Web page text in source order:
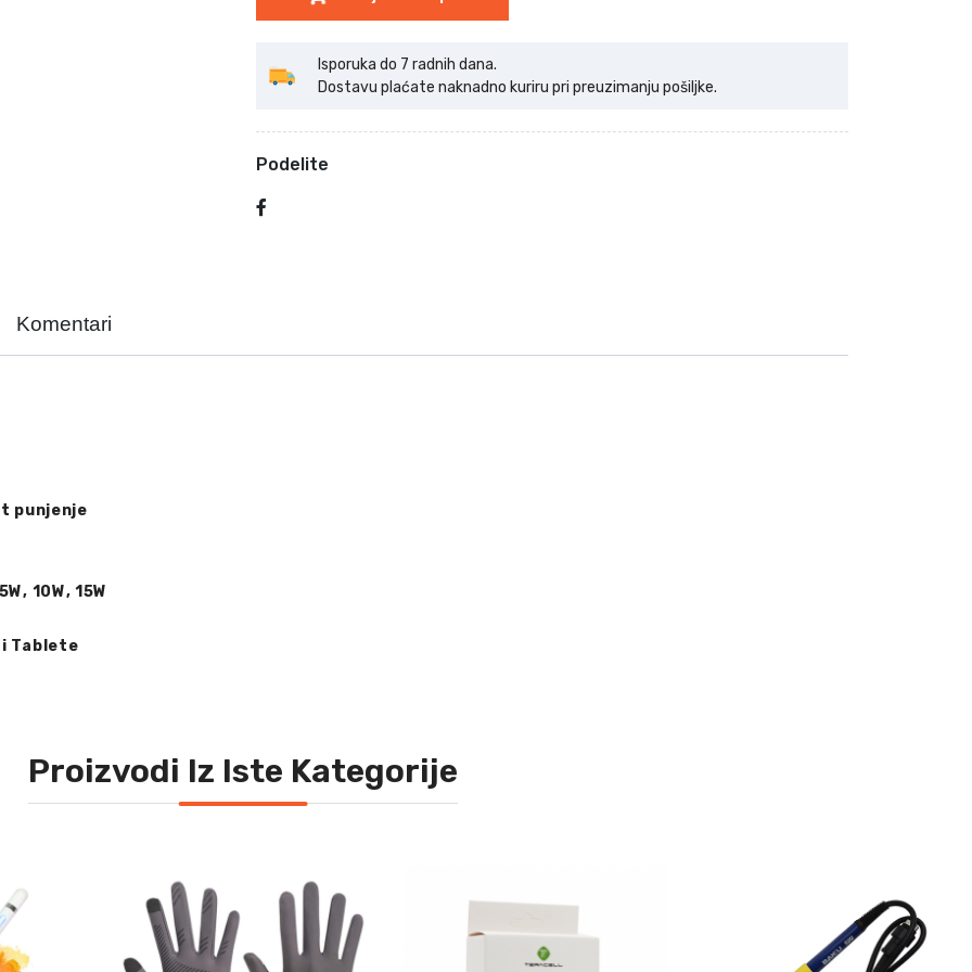
Isporuka do 7 radnih dana.
Dostavu plaćate naknadno kuriru pri preuzimanju pošiljke.
Podelite
Komentari
punjenje
10W, 15W
Tablete
Proizvodi Iz Iste Kategorije